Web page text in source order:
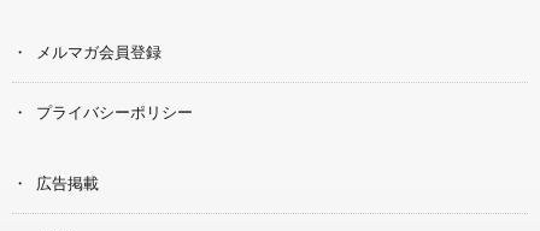
メルマガ会員登録
プライバシーポリシー
広告掲載